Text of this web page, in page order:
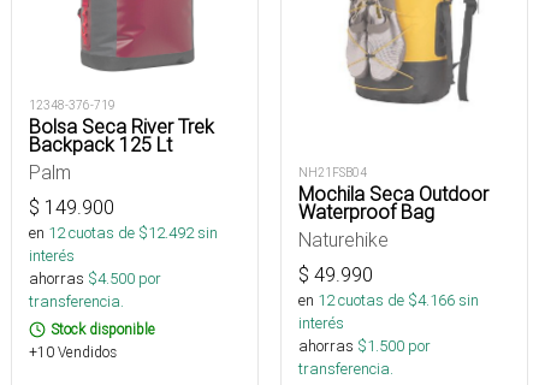
12348-376-719
Bolsa Seca River Trek
Backpack 125 Lt
Palm
$ 149.900
en 12cuotas de $12.492sin
interés
ahorras $4.500 por
transferencia.
Stock disponible
+10 Vendidos
NH21FSB04
Mochila Seca Outdoor
Waterproof Bag
Naturehike
$ 49.990
en 12cuotas de $4.166sin
interés
ahorras $1.500 por
transferencia.